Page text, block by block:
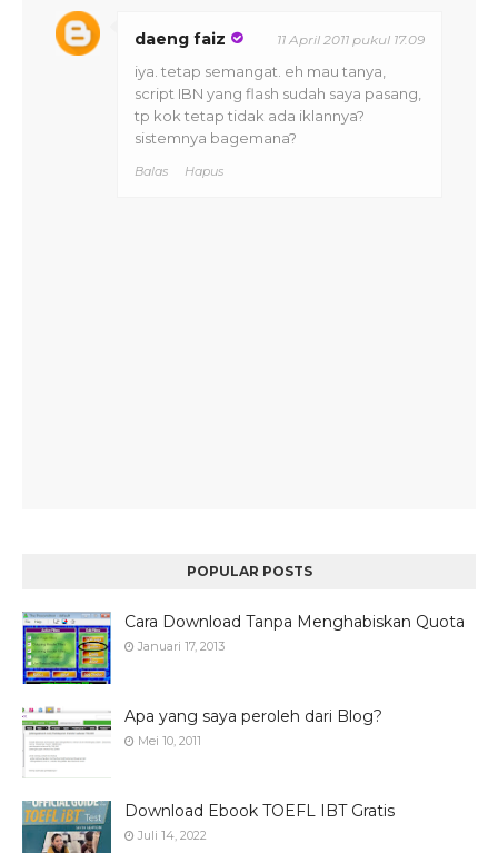
daeng faiz 11 April 2011 pukul 17.09
iya. tetap semangat. eh mau tanya,
script IBN yang flash sudah saya pasang,
tp kok tetap tidak ada iklannya?
sistemnya bagemana?
Balas Hapus
POPULAR POSTS
Cara Download Tanpa Menghabiskan Quota
Januari 17, 2013
Apa yang saya peroleh dari Blog?
Mei 10, 2011
Download Ebook TOEFL IBT Gratis
Juli 14, 2022